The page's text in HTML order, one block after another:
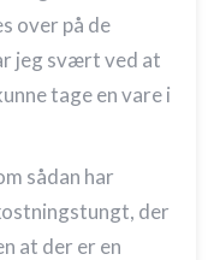
over på de
jeg svært ved at
tage en vare i
sådan har
der
at der er en